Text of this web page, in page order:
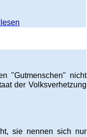
"Gutmenschen" nicht
der Volksverhetzung
sie nennen sich nur